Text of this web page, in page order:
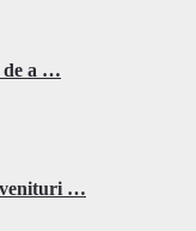
de a …
venituri …